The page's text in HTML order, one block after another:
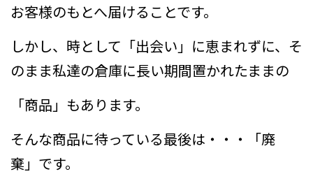
お客様のもとへ届けることです。
しかし、時として「出会い」に恵まれずに、そ
のまま私達の倉庫に長い期間置かれたままの
「商品」もあります。
そんな商品に待っている最後は・・・「廃
棄」です。